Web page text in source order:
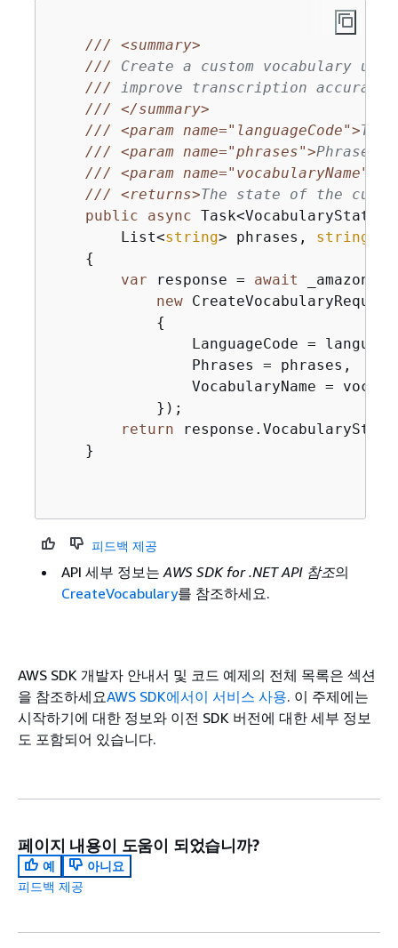
///
<summary>
/// Create a custom vocabulary
/// improve transcription
///
</summary>
///
<param name="languageCode">The
///
<param name="phrases">Phrases
///
<param name="vocabularyName">
///
<returns>The state of the
public
async Task<VocabularyState>
        List<
string> phrases, string
{
var response = await
new CreateVocabularyRequest
{
LanguageCode =
                Phrases = phrases,
VocabularyName =
            });
return
    }
피드백 제공
API 세부 정보는AWS SDK for .NET API 참조의
CreateVocabulary를 참조하세요.
AWS SDK 개발자 안내서 및 코드 예제의 전체 목록은 섹션
을 참조하세요AWS SDK에서이 서비스 사용. 이 주제에는
시작하기에 대한 정보와 이전 SDK 버전에 대한 세부 정보
도 포함되어 있습니다.
페이지 내용이 도움이 되었습니까?
예
아니요
피드백 제공